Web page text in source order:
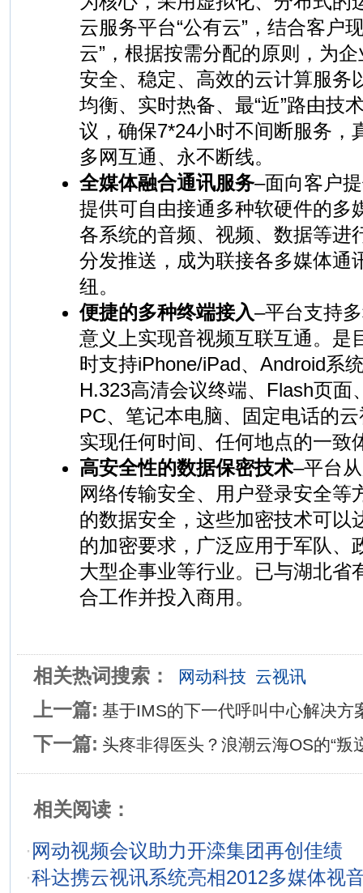
云服务平台“公有云”，结合客户
云”，根据按需分配的原则，为
安全、稳定、高效的云计算服务
均衡、实时热备、最“近”路由技
议，确保7*24小时不间断服务，
多网互通、永不断线。
全媒体融合通讯服务–面向客户
提供可自由接通多种软硬件的多
各系统的音频、视频、数据等进
分发推送，成为联接各多媒体通
纽。
便捷的多种终端接入–平台支持
意义上实现音视频互联互通。是
时支持iPhone/iPad、Android系
H.323高清会议终端、Flash页面
PC、笔记本电脑、固定电话的
实现任何时间、任何地点的一致
高安全性的数据保密技术–平台
网络传输安全、用户登录安全等
的数据安全，这些加密技术可以
的加密要求，广泛应用于军队、
大型企事业等行业。已与湖北省
合工作并投入商用。
相关热词搜索： 网动科技 云视讯
上一篇: 基于IMS的下一代呼叫中心解决方
下一篇: 头疼非得医头？浪潮云海OS的“叛
相关阅读：
· 网动视频会议助力开滦集团再创佳绩
·科达携云视讯系统亮相2012多媒体视